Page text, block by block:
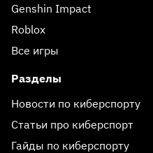
Genshin Impact
Roblox
Все игры
Разделы
Новости по киберспорту
Статьи про киберспорт
Гайды по киберспорту